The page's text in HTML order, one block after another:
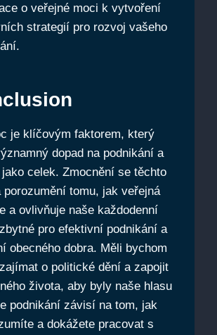
o veřejné moci k vytvoření
strategií pro rozvoj vašeho
je klíčovým faktorem, který
dopad na podnikání a
celek. Zmocnění se těchto
porozumění tomu, jak veřejná
a ovlivňuje naše každodenní
pro efektivní podnikání a
obecného dobra. Měli bychom
o politické dění a zapojit
života, aby byly naše hlasu
podnikání závisí na tom, jak
a dokážete pracovat s